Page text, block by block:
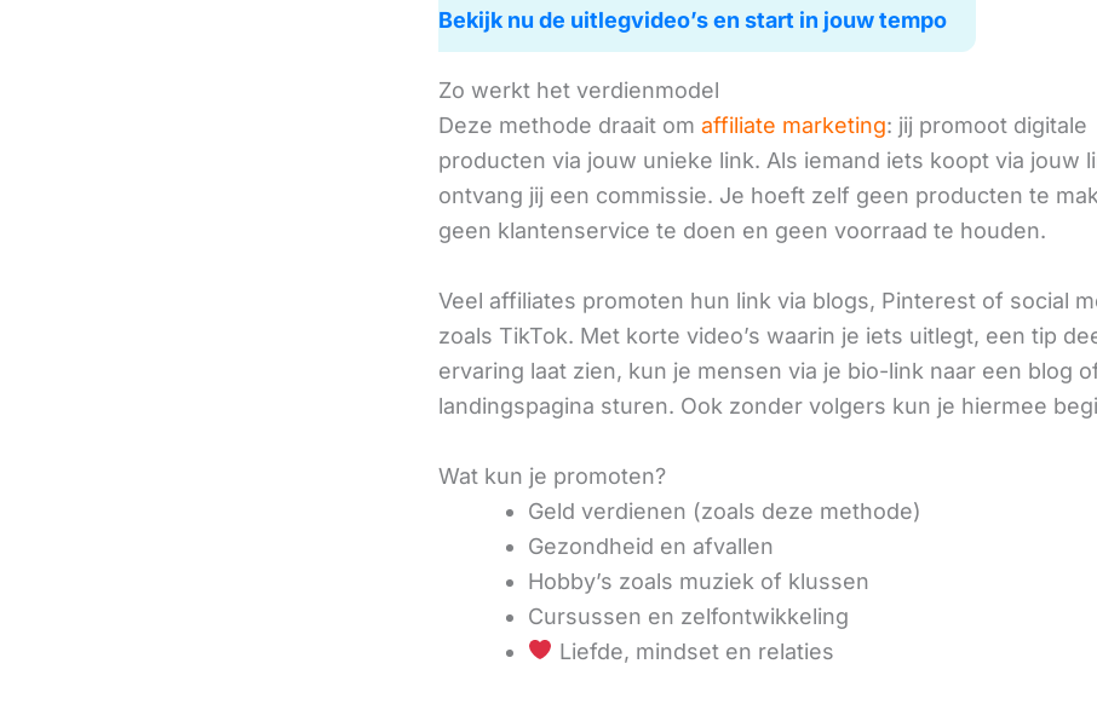
Bekijk nu de uitlegvideo’s en start in jouw tempo
Zo werkt het verdienmodel
Deze methode draait om affiliate marketing: jij promoot digitale
producten via jouw unieke link. Als iemand iets koopt via jouw
ontvang jij een commissie. Je hoeft zelf geen producten te
geen klantenservice te doen en geen voorraad te houden.
Veel affiliates promoten hun link via blogs, Pinterest of social
zoals TikTok. Met korte video’s waarin je iets uitlegt, een tip
ervaring laat zien, kun je mensen via je bio-link naar een blog
landingspagina sturen. Ook zonder volgers kun je hiermee
Wat kun je promoten?
Geld verdienen (zoals deze methode)
Gezondheid en afvallen
Hobby’s zoals muziek of klussen
Cursussen en zelfontwikkeling
Liefde, mindset en relaties